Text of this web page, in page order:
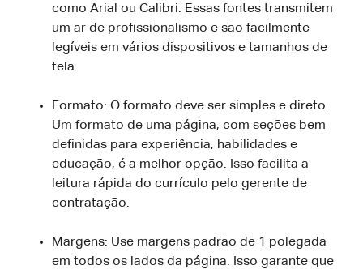
como Arial ou Calibri. Essas fontes transmitem
um ar de profissionalismo e são facilmente
legíveis em vários dispositivos e tamanhos de
tela.
Formato: O formato deve ser simples e direto.
Um formato de uma página, com seções bem
definidas para experiência, habilidades e
educação, é a melhor opção. Isso facilita a
leitura rápida do currículo pelo gerente de
contratação.
Margens: Use margens padrão de 1 polegada
em todos os lados da página. Isso garante que